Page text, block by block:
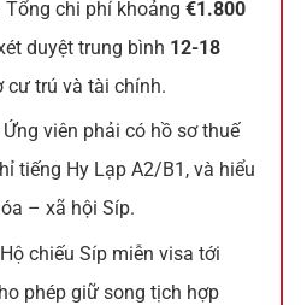
Tổng chi phí khoảng€1.800
duyệt trung bình 12-18
cư trú và tài chính.
Ứng viên phải có hồ sơ thuế
tiếng Hy Lạp A2/B1, và hiểu
– xã hội Síp.
Hộ chiếu Síp miễn visa tới
phép giữ song tịch hợp